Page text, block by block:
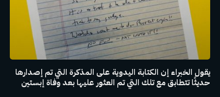
يقول الخبراء إن الكتابة اليدوية على المذكرة التي تم إصدارها
حديثًا تتطابق مع تلك التي تم العثور عليها بعد وفاة إبستين